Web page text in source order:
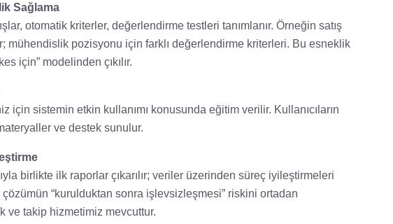
Sağlama
otomatik kriterler, değerlendirme testleri tanımlanır. Örneğin satış
mühendislik pozisyonu için farklı değerlendirme kriterleri. Bu esneklik
için” modelinden çıkılır.
için sistemin etkin kullanımı konusunda eğitim verilir. Kullanıcıların
ve destek sunulur.
birlikte ilk raporlar çıkarılır; veriler üzerinden süreç iyileştirmeleri
“kurulduktan sonra işlevsizleşmesi” riskini ortadan
ve takip hizmetimiz mevcuttur.